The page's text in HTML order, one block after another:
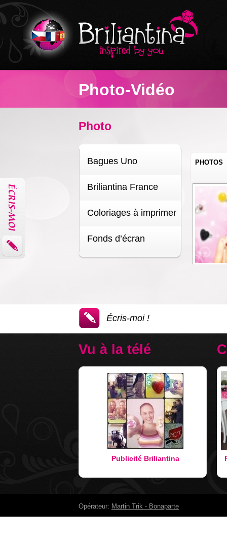
Photo-Vidéo
Photo
Bagues Uno
Briliantina France
Coloriages à imprimer
Fonds d’écran
PHOTOS
Écris-moi !
Vu à la télé
Publicité Briliantina
Opérateur: Martin Trik - Bonaparte